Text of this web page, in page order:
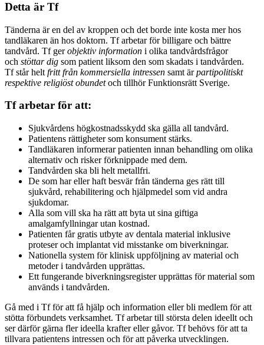
Detta är Tf
Tänderna är en del av kroppen och det borde inte kosta mer hos
tandläkaren än hos doktorn. Tf arbetar för billigare och bättre
tandvård. Tf gerobjektiv information i olika tandvårdsfrågor
och stöttar dig som patient liksom den som skadats i tandvården.
Tf står helt fritt från kommersiella intressen samt ärpartipolitiskt
respektive religiöst obundetoch tillhör Funktionsrätt Sverige.
Tf arbetar för att:
Sjukvårdens högkostnadsskydd ska gälla all tandvård.
Patientens rättigheter som konsument stärks.
Tandläkaren informerar patienten innan behandling om olika
alternativ och risker förknippade med dem.
Tandvården ska bli helt metallfri.
De som har eller haft besvär från tänderna ges rätt till
sjukvård, rehabilitering och hjälpmedel som vid andra
sjukdomar.
Alla som vill ska ha rätt att byta ut sina giftiga
amalgamfyllningar utan kostnad.
Patienten får gratis utbyte av dentala material inklusive
proteser och implantat vid misstanke om biverkningar.
Nationella system för klinisk uppföljning av material och
metoder i tandvården upprättas.
Ett fungerande biverkningsregister upprättas för material som
används i tandvården.
Gå med i Tf för att få hjälp och information eller bli medlem för att
stötta förbundets verksamhet. Tf arbetar till största delen ideellt och
ser därför gärna fler ideella krafter eller gåvor. Tf behövs för att ta
tillvara patientens intressen och för att påverka utvecklingen.